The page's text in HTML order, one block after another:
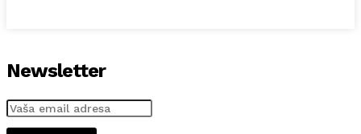
Newsletter